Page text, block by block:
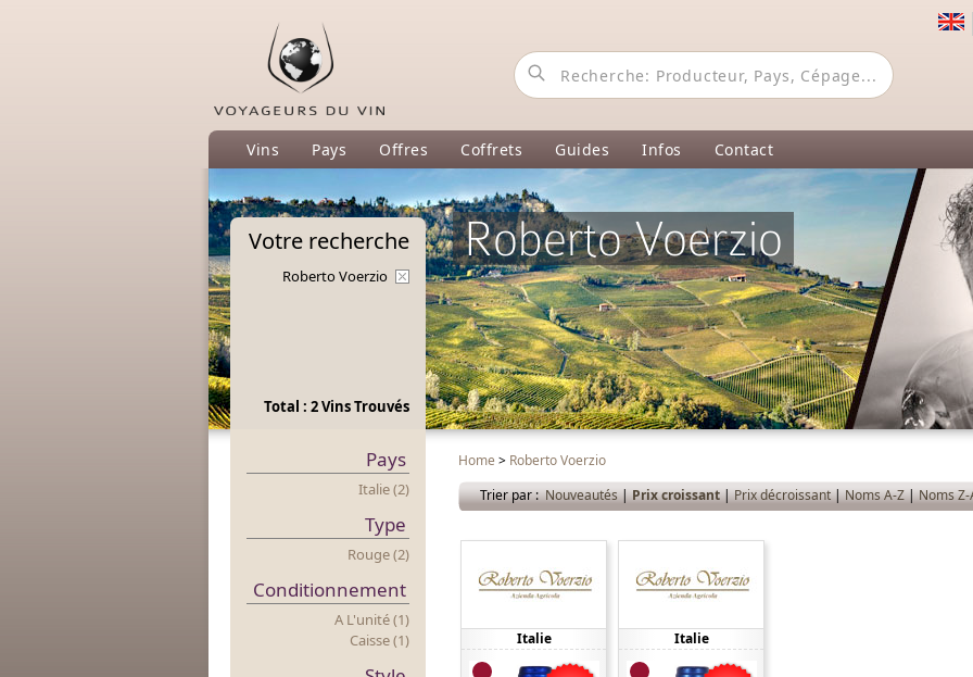
Vins Pays Offres Coffrets Guides Infos Contact
Votre recherche
Roberto Voerzio
Total : 2 Vins Trouvés
Pays
Italie (2)
Type
Rouge (2)
Conditionnement
A L'unité (1)
Caisse (1)
Roberto Voerzio
Home > Roberto Voerzio
Trier par :Nouveautés|Prix croissant|Prix décroissant|Noms A-Z|Noms Z-
Italie Italie